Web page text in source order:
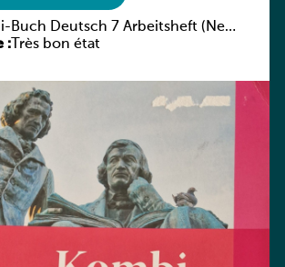
Buch Deutsch 7 Arbeitsheft (Neue
Luxemburg)
:Très bon état